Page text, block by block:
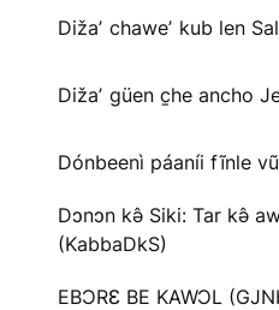
Dižaʼ chaweʼ kub len
Dižaʼ güen c̱he ancho
Dónbeenì páaníi fĩnle
Dɔnɔn kə̂ Siki: Tar kə̂
(KabbaDkS)
EBƆRƐ BE KAWƆL